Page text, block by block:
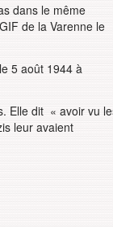
dans le même
de la Varenne le
5 août 1944 à
Elle dit « avoir vu
leur avaient